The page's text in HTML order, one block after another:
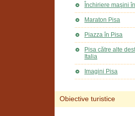
Închiriere maşini
Maraton Pisa
Piazza în Pisa
Pisa către alte
Italia
Imagini Pisa
Obiective turistice